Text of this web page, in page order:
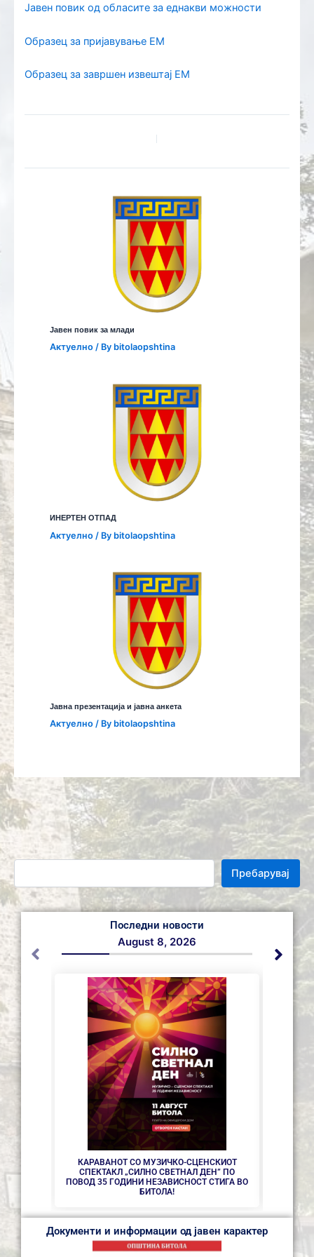
Пребарувај
Последни новости
КАРАВАНОТ СО МУЗИЧКО-СЦЕНСКИОТ
СПЕКТАКЛ „СИЛНО СВЕТНАЛ ДЕН” ПО
ПОВОД 35 ГОДИНИ НЕЗАВИСНОСТ СТИГА ВО
БИТОЛА!
August 8, 2026
Документи и информации од јавен карактер
Јавен повик од обласите за еднакви можности
Образец за пријавување EM
Образец за завршен извештај EM
Јавен повик за млади
Aктуелно / By bitolaopshtina
ИНЕРТЕН ОТПАД
Aктуелно / By bitolaopshtina
Јавна презентација и јавна анкета
Aктуелно / By bitolaopshtina